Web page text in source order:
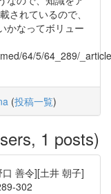
されているので、
かなってボリュー
64/5/64_289/
(投稿一覧)
1 posts)
善令][土井 朝子]
302